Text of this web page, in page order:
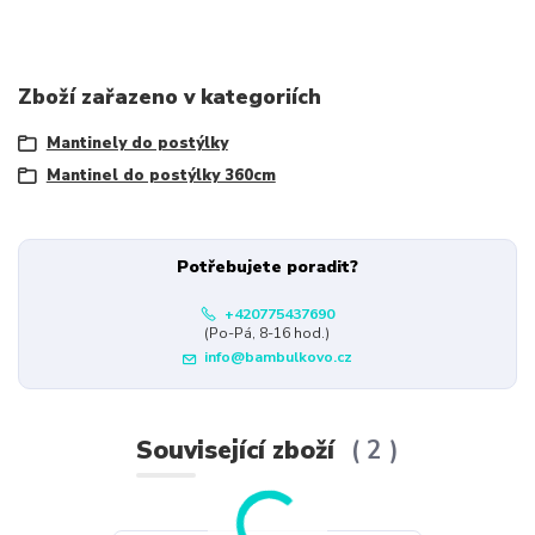
Zboží zařazeno v kategoriích
Mantinely do postýlky
Mantinel do postýlky 360cm
Potřebujete poradit?
+420775437690
(Po-Pá, 8-16 hod.)
info@bambulkovo.cz
Související zboží 2